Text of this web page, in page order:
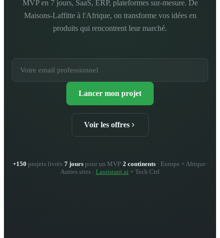
MVP en 7 jours, SaaS, ERP, plateformes sur-mesure. De
Maisons-Laffitte à l'Afrique, on transforme vos idées en
produits qui rencontrent leur marché.
Lancer mon projet
Voir les offres
+150 projets livrés·7 jourspour un MVP·2 continents· Europe + Afrique·
Autres sites : Lassistant.ai + Tech Ctrl